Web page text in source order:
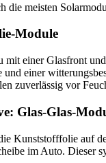
die meisten
Module
mit einer Glasfront
und einer
zuverlässig vor
Glas-Glas-
Kunststofffolie auf
im Auto. Dieser